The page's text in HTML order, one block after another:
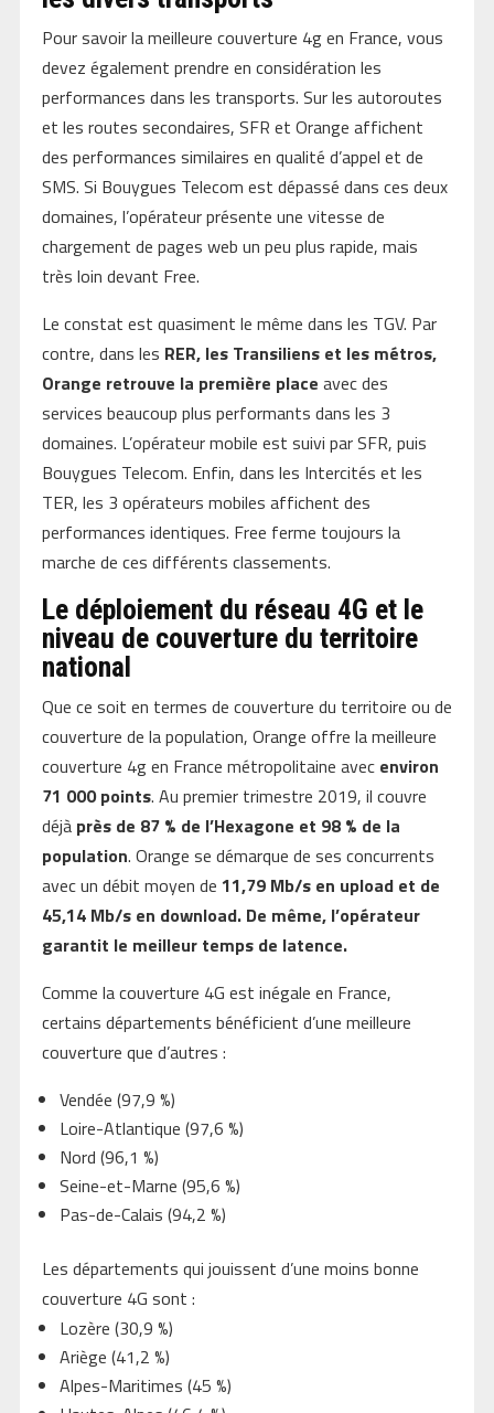
Pour savoir la meilleure couverture 4g en France, vous
devez également prendre en considération les
performances dans les transports. Sur les autoroutes
et les routes secondaires, SFR et Orange affichent
des performances similaires en qualité d’appel et de
SMS. Si Bouygues Telecom est dépassé dans ces deux
domaines, l’opérateur présente une vitesse de
chargement de pages web un peu plus rapide, mais
très loin devant Free.
Le constat est quasiment le même dans les TGV. Par
contre, dans les RER, les Transiliens et les métros,
Orange retrouve la première place avec des
services beaucoup plus performants dans les 3
domaines. L’opérateur mobile est suivi par SFR, puis
Bouygues Telecom. Enfin, dans les Intercités et les
TER, les 3 opérateurs mobiles affichent des
performances identiques. Free ferme toujours la
marche de ces différents classements.
Le déploiement du réseau 4G et le
niveau de couverture du territoire
national
Que ce soit en termes de couverture du territoire ou de
couverture de la population, Orange offre la meilleure
couverture 4g en France métropolitaine avec environ
71 000 points. Au premier trimestre 2019, il couvre
déjà près de 87 % de l’Hexagone et 98 % de la
population. Orange se démarque de ses concurrents
avec un débit moyen de 11,79 Mb/s en upload et de
45,14 Mb/s en download. De même, l’opérateur
garantit le meilleur temps de latence.
Comme la couverture 4G est inégale en France,
certains départements bénéficient d’une meilleure
couverture que d’autres :
Vendée (97,9 %)
Loire-Atlantique (97,6 %)
Nord (96,1 %)
Seine-et-Marne (95,6 %)
Pas-de-Calais (94,2 %)
Les départements qui jouissent d’une moins bonne
couverture 4G sont :
Lozère (30,9 %)
Ariège (41,2 %)
Alpes-Maritimes (45 %)